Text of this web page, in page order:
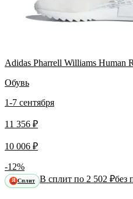
Adidas Pharrell Williams
Обувь
1-7 сентября
11 356 ₽
10 006 ₽
-12%
Я Сплит В сплит по 2 502 ₽без